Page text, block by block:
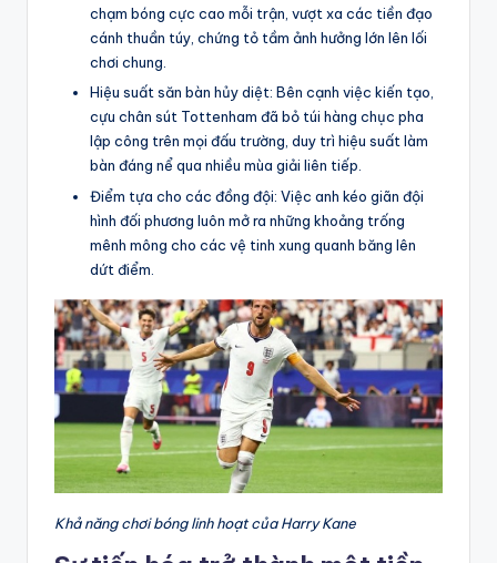
chạm bóng cực cao mỗi trận, vượt xa các tiền đạo
cánh thuần túy, chứng tỏ tầm ảnh hưởng lớn lên lối
chơi chung.
Hiệu suất săn bàn hủy diệt: Bên cạnh việc kiến tạo,
cựu chân sút Tottenham đã bỏ túi hàng chục pha
lập công trên mọi đấu trường, duy trì hiệu suất làm
bàn đáng nể qua nhiều mùa giải liên tiếp.
Điểm tựa cho các đồng đội: Việc anh kéo giãn đội
hình đối phương luôn mở ra những khoảng trống
mênh mông cho các vệ tinh xung quanh băng lên
dứt điểm.
Khả năng chơi bóng linh hoạt của Harry Kane